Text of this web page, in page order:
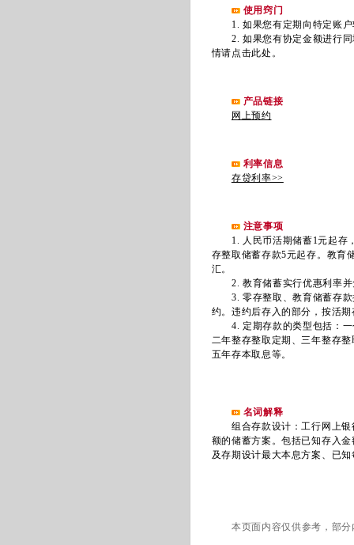
使用窍门
1. 如果您有定期向特定账户
2. 如果您有协定金额进行同
情请点击此处 。
产品链接
网上预约
利率信息
存贷利率>>
注意事项
1. 人民币活期储蓄1元起存，
存整取储蓄存款5元起存。教育
汇。
2. 教育储蓄实行优惠利率并
3. 零存整取、教育储蓄存款
约。违约后存入的部分，按活
4. 定期存款的类型包括：一
二年整存整取定期、三年整存
五年存本取息等。
名词解释
组合存款设计：工行网上银
额的储蓄方案。包括已知存入
及存期设计最大本息方案、已
本页面内容仅供参考，部